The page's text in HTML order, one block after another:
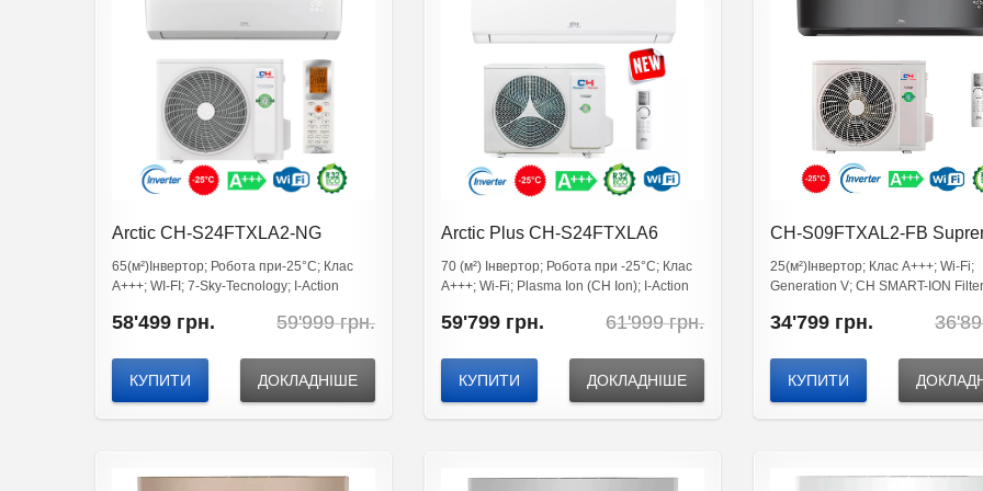
Arctic CH-S24FTXLA2-NG
65(м²)Інвертор; Робота при-25°C; Клас
А+++; WI-FI; 7-Sky-Tecnology; I-Action
59'999грн.Original
was:
грн..
58'499 грн.
Current
is:
грн..
КУПИТИ ДОКЛАДНІШЕ
Arctic Plus CH-S24FTXLA6
70 (м²) Інвертор; Робота при -25°C; Клас
А+++; Wi-Fi; Plasma Ion (CH Ion); I-Action
61'999грн.Original
was:
грн..
59'799 грн.
Current
is:
грн..
КУПИТИ ДОКЛАДНІШЕ
CH-S09FTXAL2-FB
Continental (Full Black)
25(м²)Інвертор; Клас А+++; Wi-Fi;
Generation V; CH SMART-ION
34'799 грн.
КУПИТИ